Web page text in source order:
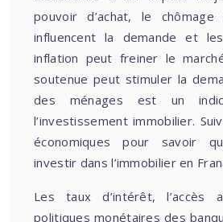
pouvoir d’achat, le
influencent la demande et
inflation peut freiner le
soutenue peut stimuler la
des ménages est un
l’investissement immobilier.
économiques pour savoir
investir dans l’immobilier en
Les taux d’intérêt,
politiques monétaires des